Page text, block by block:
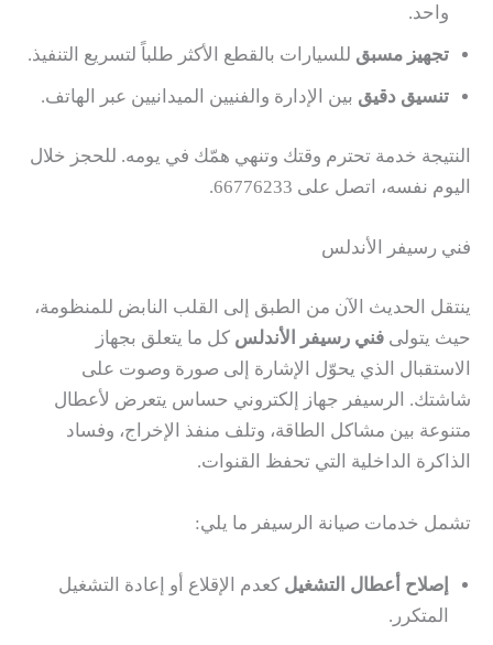
واحد.
تجهيز مسبق للسيارات بالقطع الأكثر طلباً لتسريع التنفيذ.
تنسيق دقيق بين الإدارة والفنيين الميدانيين عبر الهاتف.
النتيجة خدمة تحترم وقتك وتنهي همّك في يومه. للحجز خلال
اليوم نفسه، اتصل على 66776233.
فني رسيفر الأندلس
ينتقل الحديث الآن من الطبق إلى القلب النابض للمنظومة،
حيث يتولى فني رسيفر الأندلس كل ما يتعلق بجهاز
الاستقبال الذي يحوّل الإشارة إلى صورة وصوت على
شاشتك. الرسيفر جهاز إلكتروني حساس يتعرض لأعطال
متنوعة بين مشاكل الطاقة، وتلف منفذ الإخراج، وفساد
الذاكرة الداخلية التي تحفظ القنوات.
تشمل خدمات صيانة الرسيفر ما يلي:
إصلاح أعطال التشغيل كعدم الإقلاع أو إعادة التشغيل
المتكرر.